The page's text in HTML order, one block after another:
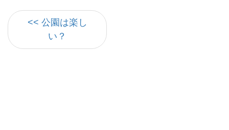
<< 公園は楽し
い？